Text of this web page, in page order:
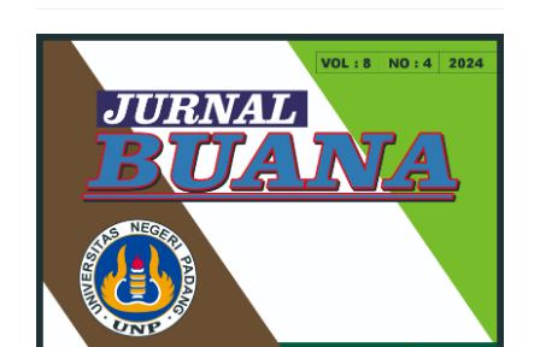
Article
Sidebar